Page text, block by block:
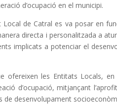
d’ocupació en el municipi.
Local de Catral es va posar en
directa i personalitzada a
implicats a potenciar el
ofereixen les Entitats Locals, en
d’ocupació, mitjançant
de desenvolupament